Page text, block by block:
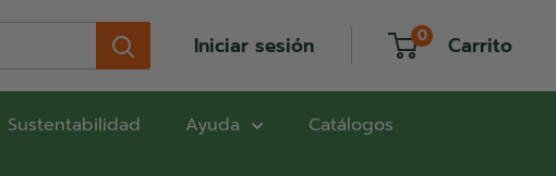
Iniciar sesión 0 Carrito
Sustentabilidad Ayuda Catálogos